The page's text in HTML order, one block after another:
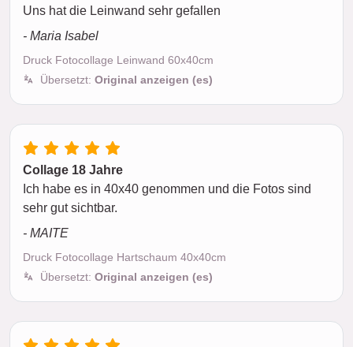
Uns hat die Leinwand sehr gefallen
- Maria Isabel
Druck Fotocollage Leinwand 60x40cm
Übersetzt: Original anzeigen (es)
Collage 18 Jahre
Ich habe es in 40x40 genommen und die Fotos sind
sehr gut sichtbar.
- MAITE
Druck Fotocollage Hartschaum 40x40cm
Übersetzt: Original anzeigen (es)